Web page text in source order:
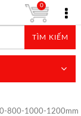
TÌM KIẾM
0
800-1000-1200mm